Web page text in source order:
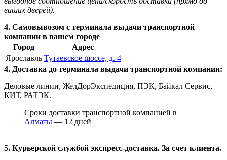
ваших дверей).
4. Самовывозом с терминала выдачи транспортной
компании в вашем городе
Город
Адрес
Ярославль Тутаевское шоссе, д. 4
4. Доставка до терминала выдачи транспортной компании:
Деловые линии, ЖелДорЭкспедиция, ПЭК, Байкал Сервис,
КИТ, РАТЭК.
Сроки доставки транспортной компанией в
Алматы — 12 дней
5. Курьерской службой экспресс-доставка. За счет клиента.